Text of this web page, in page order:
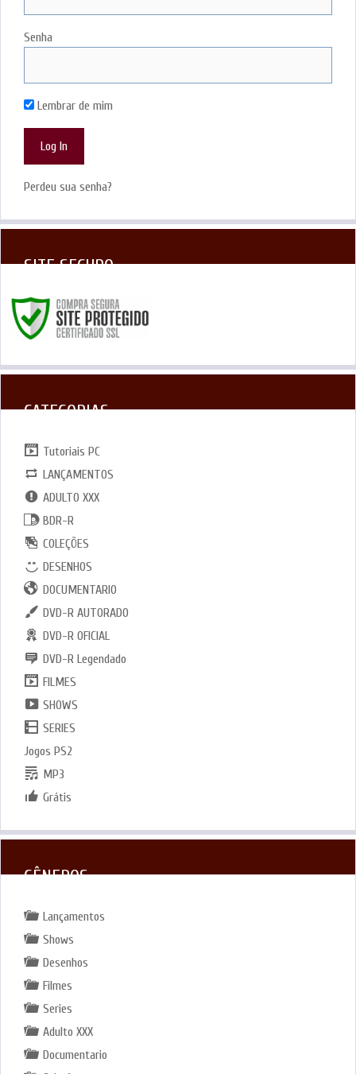
Senha
Lembrar de mim
Perdeu sua senha?
SITE SEGURO
CATEGORIAS
Tutoriais PC
LANÇAMENTOS
ADULTO XXX
BDR-R
COLEÇÕES
DESENHOS
DOCUMENTARIO
DVD-R AUTORADO
DVD-R OFICIAL
DVD-R Legendado
FILMES
SHOWS
SERIES
Jogos PS2
MP3
Grátis
GÊNEROS
Lançamentos
Shows
Desenhos
Filmes
Series
Adulto XXX
Documentario